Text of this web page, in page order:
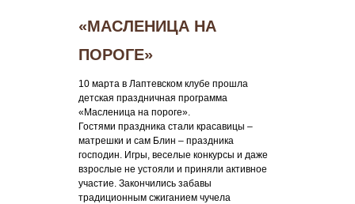
«МАСЛЕНИЦА НА
ПОРОГЕ»
10 марта в Лаптевском клубе прошла
детская праздничная программа
«Масленица на пороге».
Гостями праздника стали красавицы –
матрешки и сам Блин – праздника
господин. Игры, веселые конкурсы и даже
взрослые не устояли и приняли активное
участие. Закончились забавы
традиционным сжиганием чучела